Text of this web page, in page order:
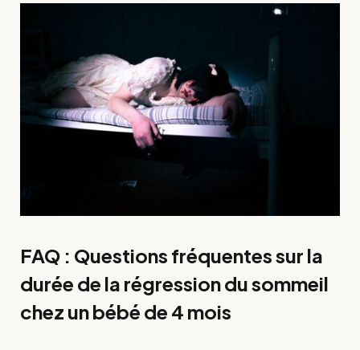
FAQ : Questions fréquentes sur la
durée de la régression du sommeil
chez un bébé de 4 mois